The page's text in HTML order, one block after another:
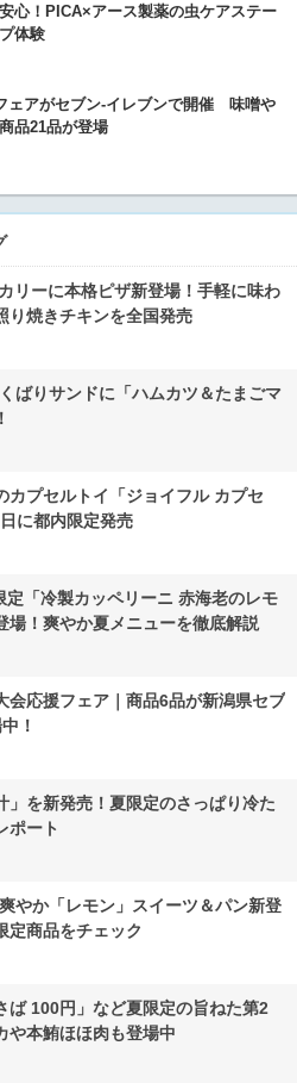
心！PICA×アース製薬の虫ケアステー
体験
ェアがセブン-イレブンで開催 味噌や
品21品が登場
リーに本格ピザ新登場！手軽に味わ
り焼きチキンを全国発売
ばりサンドに「ハムカツ＆たまごマ
カプセルトイ「ジョイフル カプセ
に都内限定発売
定「冷製カッペリーニ 赤海老のレモ
場！爽やか夏メニューを徹底解説
会応援フェア｜商品6品が新潟県セブ
！
」を新発売！夏限定のさっぱり冷た
ポート
やか「レモン」スイーツ＆パン新登
定商品をチェック
ば 100円」など夏限定の旨ねた第2
や本鮪ほほ肉も登場中